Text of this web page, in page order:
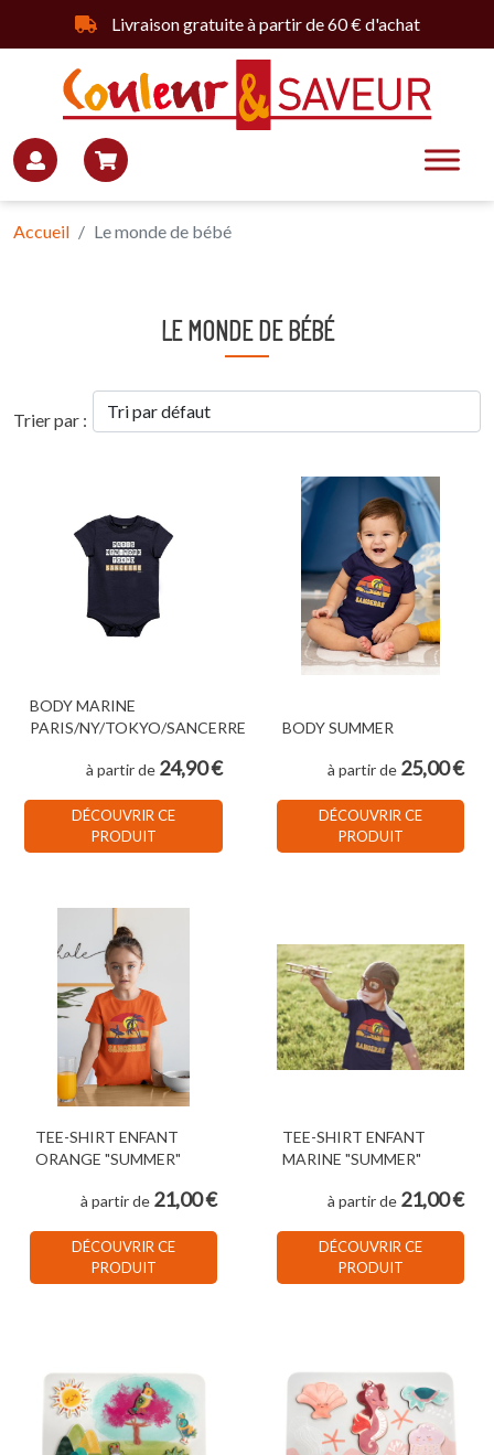
Livraison gratuite à partir de 60 € d'achat
Accueil Le monde de bébé
LE MONDE DE BÉBÉ
Trier par :
BODY MARINE
PARIS/NY/TOKYO/SANCERRE
à partir de 24,90 €
DÉCOUVRIR CE
PRODUIT
BODY SUMMER
à partir de 25,00 €
DÉCOUVRIR CE
PRODUIT
TEE-SHIRT ENFANT
ORANGE "SUMMER"
à partir de 21,00 €
DÉCOUVRIR CE
PRODUIT
TEE-SHIRT ENFANT
MARINE "SUMMER"
à partir de 21,00 €
DÉCOUVRIR CE
PRODUIT